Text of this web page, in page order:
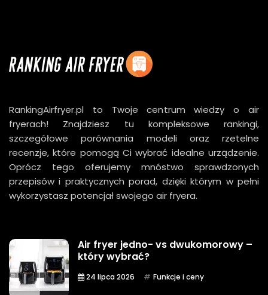
RankingAirfryer.pl to Twoje centrum wiedzy o air
fryerach! Znajdziesz tu kompleksowe rankingi,
szczegółowe porównania modeli oraz rzetelne
recenzje, które pomogą Ci wybrać idealne urządzenie.
Oprócz tego oferujemy mnóstwo sprawdzonych
przepisów i praktycznych porad, dzięki którym w pełni
wykorzystasz potencjał swojego air fryera.
Air fryer jedno- vs dwukomorowy –
który wybrać?
24 lipca 2026 Funkcje i ceny